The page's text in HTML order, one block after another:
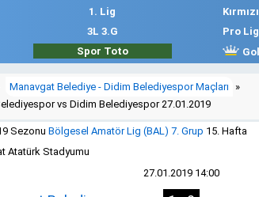
1. Lig Kırmızı
3L 3.G Pro Lig
Spor Toto Gol
Manavgat Belediye - Didim Belediyespor Maçları
»
vs Didim Belediyespor 27.01.2019
Sezonu Bölgesel Amatör Lig (BAL) 7. Grup 15. Hafta
Atatürk Stadyumu
27.01.2019 14:00